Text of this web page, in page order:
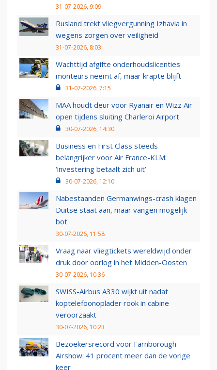
31-07-2026, 9:09
Rusland trekt vliegvergunning Izhavia in
wegens zorgen over veiligheid
31-07-2026, 8:03
Wachttijd afgifte onderhoudslicenties
monteurs neemt af, maar krapte blijft
31-07-2026, 7:15
MAA houdt deur voor Ryanair en Wizz Air
open tijdens sluiting Charleroi Airport
30-07-2026, 14:30
Business en First Class steeds
belangrijker voor Air France-KLM:
‘investering betaalt zich uit’
30-07-2026, 12:10
Nabestaanden Germanwings-crash klagen
Duitse staat aan, maar vangen mogelijk
bot
30-07-2026, 11:58
Vraag naar vliegtickets wereldwijd onder
druk door oorlog in het Midden-Oosten
30-07-2026, 10:36
SWISS-Airbus A330 wijkt uit nadat
koptelefoonoplader rook in cabine
veroorzaakt
30-07-2026, 10:23
Bezoekersrecord voor Farnborough
Airshow: 41 procent meer dan de vorige
keer